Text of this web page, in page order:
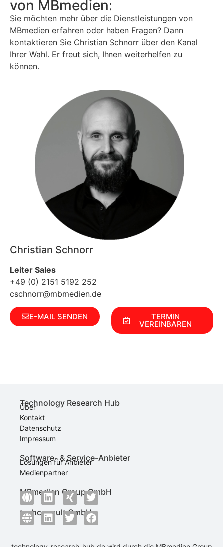
von MBmedien:
Sie möchten mehr über die Dienstleistungen von
MBmedien erfahren oder haben Fragen? Dann
kontaktieren Sie Christian Schnorr über den Kanal
Ihrer Wahl. Er freut sich, Ihnen weiterhelfen zu
können.
Christian Schnorr
Leiter Sales
+49 (0) 2151 5192 252
cschnorr@mbmedien.de
E-MAIL SENDEN TERMIN
VEREINBAREN
Technology Research Hub
Über
Kontakt
Datenschutz
Impressum
Software- & Service-Anbieter
Lösungen für Anbieter
Medienpartner
MBmedien Group GmbH
techconsult GmbH